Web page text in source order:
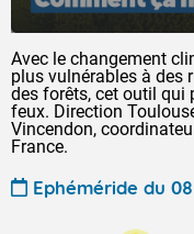
Avec le changement
plus vulnérables à des
des forêts, cet outil qui
feux. Direction
Vincendon,
France.
Ephéméride du